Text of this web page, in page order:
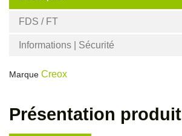
FDS / FT
Informations | Sécurité
Marque Creox
Présentation produit